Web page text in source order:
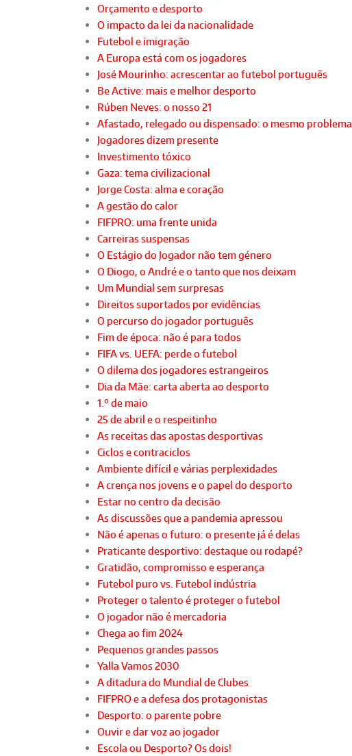
Orçamento e desporto
O impacto da lei da nacionalidade
Futebol e imigração
A Europa está com os jogadores
José Mourinho: acrescentar ao futebol português
Be Active: mais e melhor desporto
Rúben Neves: o nosso 21
Afastado, relegado ou dispensado: o mesmo problema
Jogadores dizem presente
Investimento tóxico
Gaza: tema civilizacional
Jorge Costa: alma e coração
A gestão do calor
FIFPRO: uma frente unida
Carreiras suspensas
O Estágio do Jogador não tem género
O Diogo, o André e o tanto que nos deixam
Um Mundial sem surpresas
Direitos suportados por evidências
O percurso do jogador português
Fim de época: não é para todos
FIFA vs. UEFA: perde o futebol
O dilema dos jogadores estrangeiros
Dia da Mãe: carta aberta ao desporto
1.º de maio
25 de abril e o respeitinho
As receitas das apostas desportivas
Ciclos e contraciclos
Ambiente difícil e várias perplexidades
A crença nos jovens e o papel do desporto
Estar no centro da decisão
As discussões que a pandemia apressou
Não é apenas o futuro: o presente já é delas
Praticante desportivo: destaque ou rodapé?
Gratidão, compromisso e esperança
Futebol puro vs. Futebol indústria
Proteger o talento é proteger o futebol
O jogador não é mercadoria
Chega ao fim 2024
Pequenos grandes passos
Yalla Vamos 2030
A ditadura do Mundial de Clubes
FIFPRO e a defesa dos protagonistas
Desporto: o parente pobre
Ouvir e dar voz ao jogador
Escola ou Desporto? Os dois!